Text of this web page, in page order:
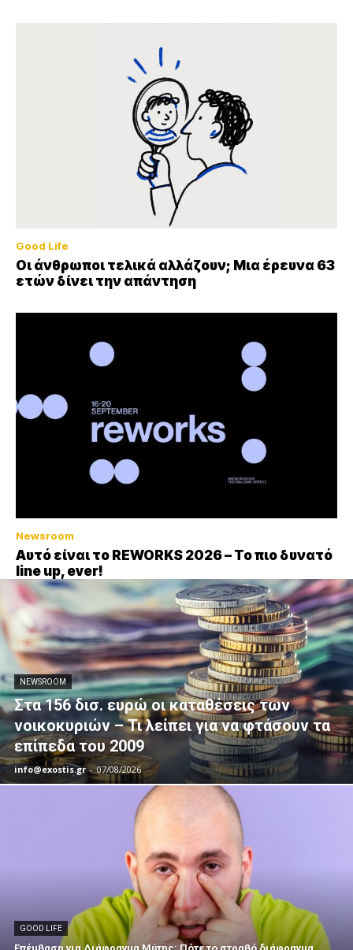
Good Life
Οι άνθρωποι τελικά αλλάζουν; Μια έρευνα 63
ετών δίνει την απάντηση
Newsroom
Αυτό είναι το REWORKS 2026 – Το πιο δυνατό
line up, ever!
NEWSROOM
Στα 156 δισ. ευρώ οι καταθέσεις των
νοικοκυριών – Τι λείπει για να φτάσουν τα
επίπεδα του 2009
info@exostis.gr - 07/08/2026
GOOD LIFE